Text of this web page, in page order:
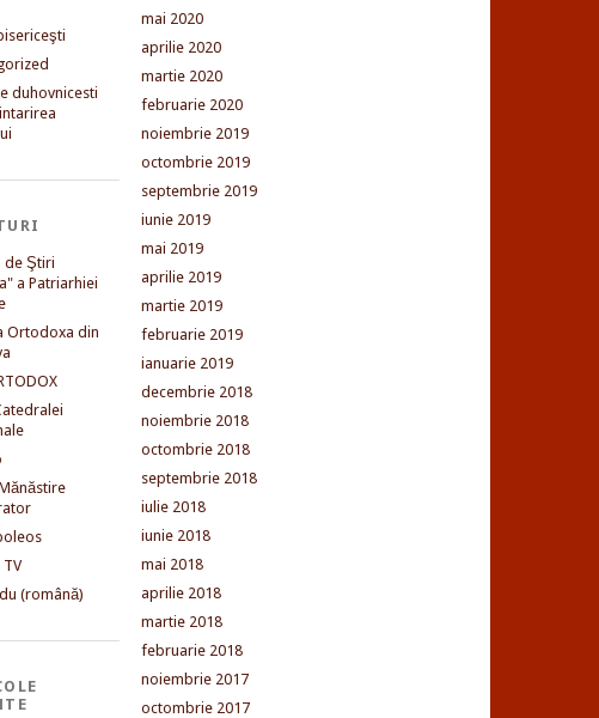
duhovnicesti
de Ştiri
a Patriarhiei
Ortodoxa din
(română)
mai 2020
aprilie 2020
martie 2020
februarie 2020
noiembrie 2019
octombrie 2019
septembrie 2019
iunie 2019
mai 2019
aprilie 2019
martie 2019
februarie 2019
ianuarie 2019
decembrie 2018
noiembrie 2018
octombrie 2018
septembrie 2018
iulie 2018
iunie 2018
mai 2018
aprilie 2018
martie 2018
februarie 2018
noiembrie 2017
octombrie 2017